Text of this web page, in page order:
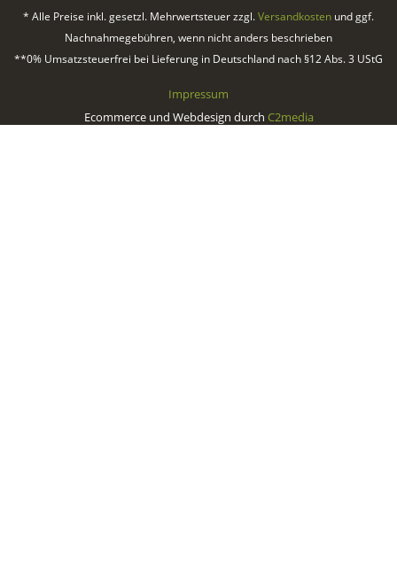
* Alle Preise inkl. gesetzl. Mehrwertsteuer zzgl.Versandkosten und ggf.
Nachnahmegebühren, wenn nicht anders beschrieben
**0% Umsatzsteuerfrei bei Lieferung in Deutschland nach §12 Abs. 3 UStG
Impressum
Ecommerce und Webdesign durch C2media